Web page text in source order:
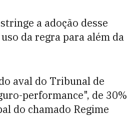
a adoção desse
da regra para além da
aval do Tribunal de
performance", de 30%
do chamado Regime